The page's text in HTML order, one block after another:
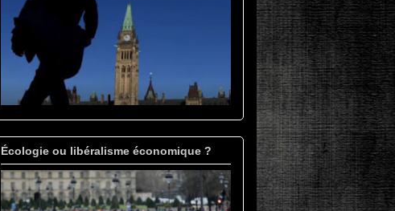
Écologie ou libéralisme économique ?